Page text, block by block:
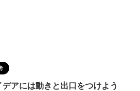
デアには動きと出口をつけよう